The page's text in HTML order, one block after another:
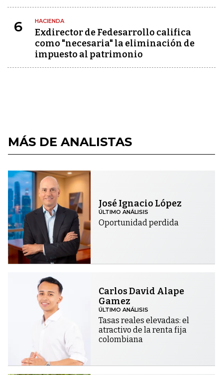
6 HACIENDA
Exdirector de Fedesarrollo califica
como "necesaria" la eliminación de
impuesto al patrimonio
MÁS DE ANALISTAS
José Ignacio López
ÚLTIMO ANÁLISIS
Oportunidad perdida
Carlos David Alape
Gamez
ÚLTIMO ANÁLISIS
Tasas reales elevadas: el
atractivo de la renta fija
colombiana